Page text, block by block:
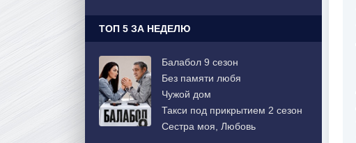
ТОП 5 ЗА НЕДЕЛЮ
Балабол 9 сезон
Без памяти любя
Чужой дом
Такси под прикрытием 2 сезон
Сестра моя, Любовь